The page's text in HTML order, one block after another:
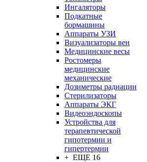
Ингаляторы
Подкатные
бормашины
Аппараты УЗИ
Визуализаторы вен
Медицинские весы
Ростомеры
медицинские
механические
Дозиметры радиации
Стерилизаторы
Аппараты ЭКГ
Видеоэндоскопы
Устройства для
терапевтической
гипотермии и
гипертермии
+ ЕЩЕ 16